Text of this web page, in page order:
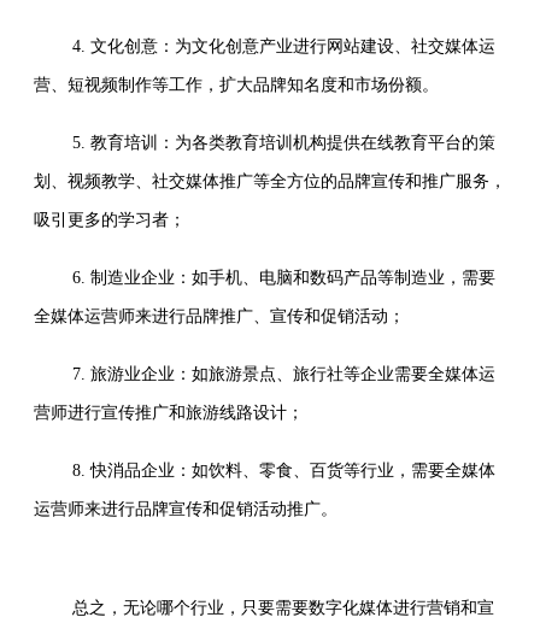
4. 文化创意：为文化创意产业进行网站建设、社交媒体运
营、短视频制作等工作，扩大品牌知名度和市场份额。
5. 教育培训：为各类教育培训机构提供在线教育平台的策
划、视频教学、社交媒体推广等全方位的品牌宣传和推广服务，
吸引更多的学习者；
6. 制造业企业：如手机、电脑和数码产品等制造业，需要
全媒体运营师来进行品牌推广、宣传和促销活动；
7. 旅游业企业：如旅游景点、旅行社等企业需要全媒体运
营师进行宣传推广和旅游线路设计；
8. 快消品企业：如饮料、零食、百货等行业，需要全媒体
运营师来进行品牌宣传和促销活动推广。
总之，无论哪个行业，只要需要数字化媒体进行营销和宣